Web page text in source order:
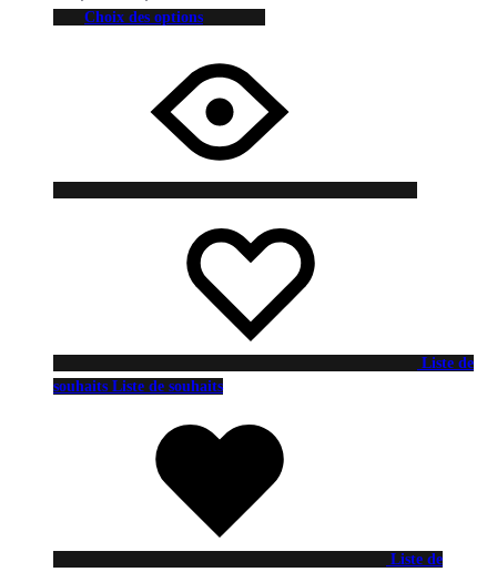
Choix des options
Liste de
souhaits Liste de souhaits
Liste de